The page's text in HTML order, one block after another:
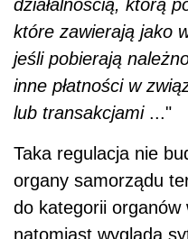
działalnością, którą
które zawierają jako
jeśli pobierają
inne płatności w
lub transakcjami..."
Taka regulacja nie
organy samorządu
do kategorii organów
natomiast wygląda